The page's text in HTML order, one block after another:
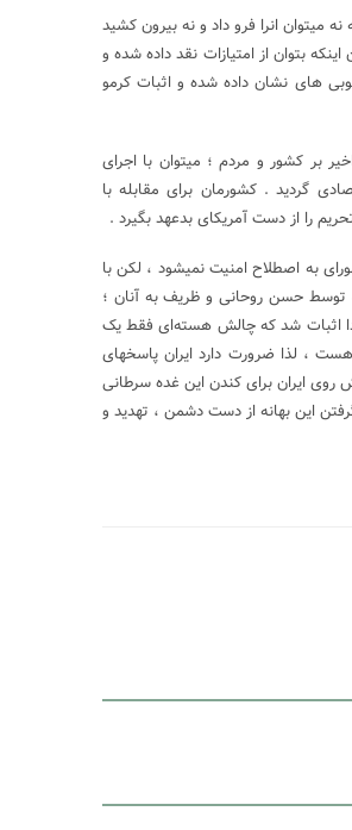
میتوان انرا فرو داد و نه بیرون کشید
بتوان از امتیازات نقد داده شده و
های نشان داده شده و اثبات کرمو
بر کشور و مردم ؛ میتوان با اجرای
گردید . کشورمان برای مقابله با
را از دست آمریکای بدعهد بگیرد .
به اصطلاح امنیت نمیشود ، لکن با
توسط حسن روحانی و ظریف به آنان ؛
اثبات شد که چالش هسته‌ای فقط یک
، لذا ضرورت دارد ایران پاسخهای
روی ایران برای کندن این غده سرطانی
این بهانه از دست دشمن ، تهدید و